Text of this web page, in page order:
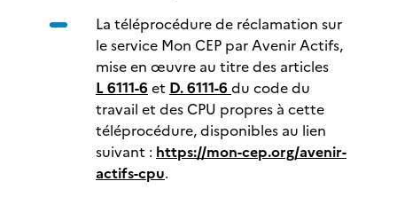
La téléprocédure de réclamation sur
le service Mon CEP par Avenir Actifs,
mise en œuvre au titre des articles
L 6111-6 et D. 6111-6 du code du
travail et des CPU propres à cette
téléprocédure, disponibles au lien
suivant : https://mon-cep.org/avenir-
actifs-cpu.